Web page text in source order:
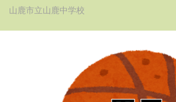
山鹿市立山鹿中学校